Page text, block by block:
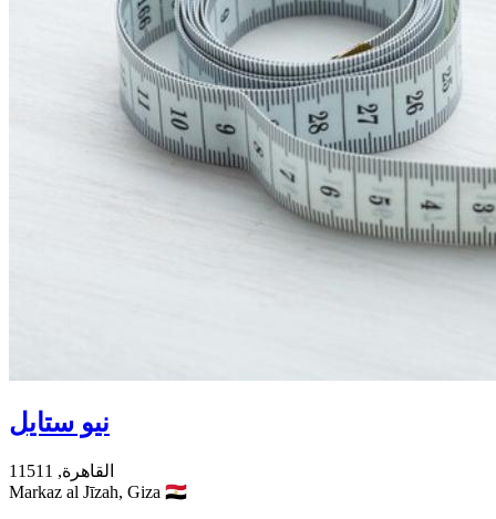
نيو ستايل
القاهرة, 11511
Markaz al Jīzah, Giza 🇪🇬